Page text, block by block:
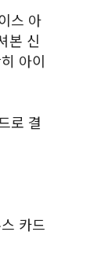
스 아
본 신
아이
로 결
카드